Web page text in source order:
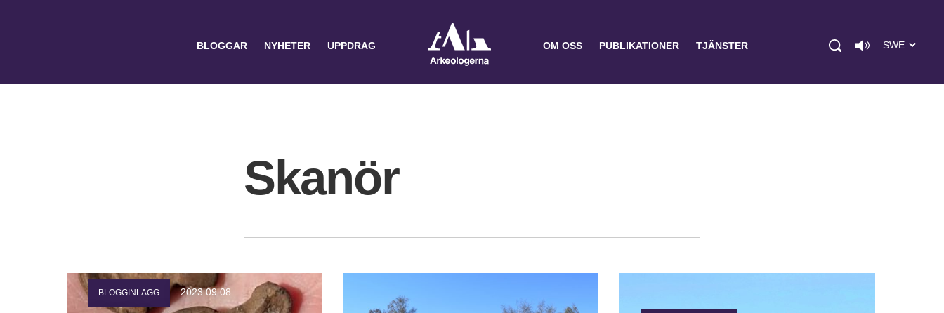
BLOGGAR NYHETER UPPDRAG OM OSS PUBLIKATIONER TJÄNSTER SWE
Skanör
BLOGGINLÄGG 2023.09.08